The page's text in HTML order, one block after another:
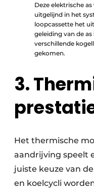
Deze elektrische
uitgelijnd in het
loopcassette het
geleiding van de
verschillende
gekomen.
3.
Het thermische
aandrijving speelt
juiste keuze van
en koelcycli